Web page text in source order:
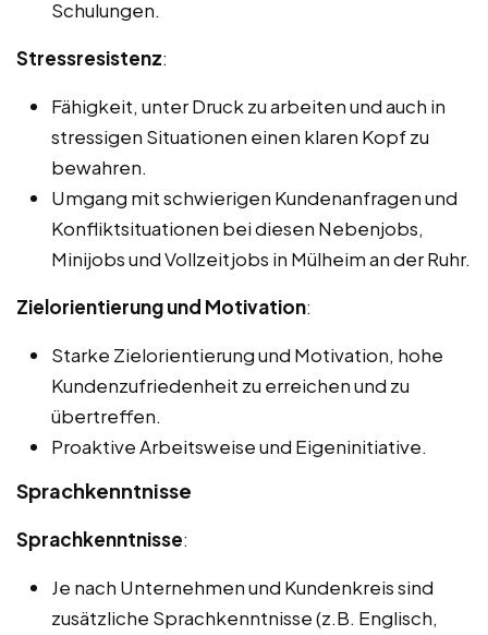
Schulungen.
Stressresistenz:
Fähigkeit, unter Druck zu arbeiten und auch in
stressigen Situationen einen klaren Kopf zu
bewahren.
Umgang mit schwierigen Kundenanfragen und
Konfliktsituationen bei diesen Nebenjobs,
Minijobs und Vollzeitjobs in Mülheim an der Ruhr.
Zielorientierung und Motivation:
Starke Zielorientierung und Motivation, hohe
Kundenzufriedenheit zu erreichen und zu
übertreffen.
Proaktive Arbeitsweise und Eigeninitiative.
Sprachkenntnisse
Sprachkenntnisse:
Je nach Unternehmen und Kundenkreis sind
zusätzliche Sprachkenntnisse (z.B. Englisch,